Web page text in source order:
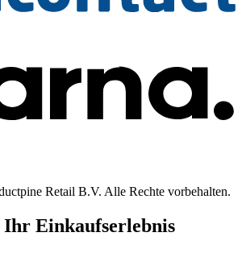
Retail B.V. Alle Rechte vorbehalten.
Einkaufserlebnis